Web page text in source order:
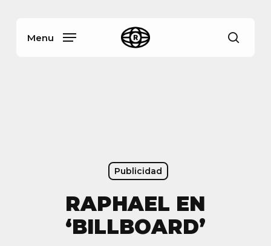
Menu
Publicidad
RAPHAEL EN
‘BILLBOARD’